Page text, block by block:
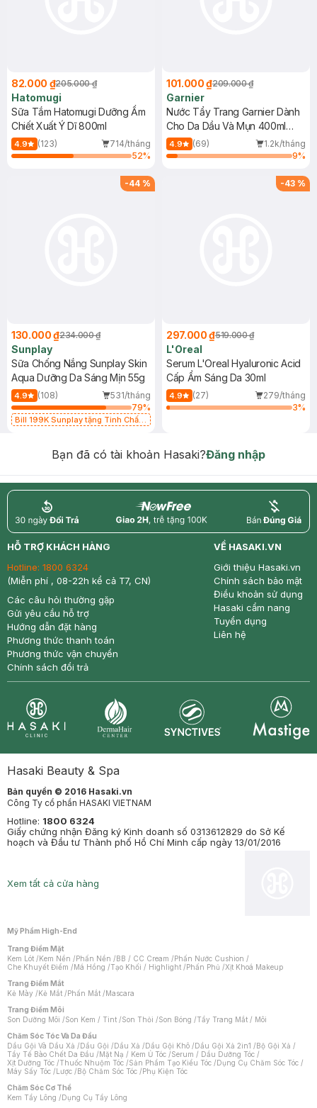
82.000 ₫205.000 ₫
Hatomugi
Sữa Tắm Hatomugi Dưỡng Ẩm
Chiết Xuất Ý Dĩ 800ml
4.9 (123)
714/tháng
52%
101.000 ₫209.000 ₫
Garnier
Nước Tẩy Trang Garnier Dành
Cho Da Dầu Và Mụn 400ml
(Mới)
4.9 (69)
1.2k/tháng
9%
-44 %
130.000 ₫234.000 ₫
Sunplay
Sữa Chống Nắng Sunplay Skin
Aqua Dưỡng Da Sáng Mịn 55g
4.9 (108)
531/tháng
79%
Bill 199K Sunplay tặng Tinh Chất
-43 %
297.000 ₫519.000 ₫
L'Oreal
Serum L'Oreal Hyaluronic Acid
Cấp Ẩm Sáng Da 30ml
4.9 (27)
279/tháng
3%
Bạn đã có tài khoản Hasaki?Đăng nhập
return nowfree price
HỖ TRỢ KHÁCH HÀNG
Hotline: 1800 6324
(Miễn phí , 08-22h kể cả T7, CN)
Các câu hỏi thường gặp
Gửi yêu cầu hỗ trợ
Hướng dẫn đặt hàng
Phương thức thanh toán
Phương thức vận chuyển
Chính sách đổi trả
VỀ HASAKI.VN
Giới thiệu Hasaki.vn
Chính sách bảo mật
Điều khoản sử dụng
Hasaki cẩm nang
Tuyển dụng
Liên hệ
Hasaki Beauty & Spa
Bản quyền © 2016 Hasaki.vn
Công Ty cổ phần HASAKI VIETNAM
Hotline: 1800 6324
Giấy chứng nhận Đăng ký Kinh doanh số 0313612829 do Sở Kế
hoạch và Đầu tư Thành phố Hồ Chí Minh cấp ngày 13/01/2016
Xem tất cả cửa hàng
Mỹ Phẩm High-End
Trang Điểm Mặt
Kem Lót /Kem Nền /Phấn Nền /BB / CC Cream /Phấn Nước Cushion /
Che Khuyết Điểm /Má Hồng /Tạo Khối / Highlight /Phấn Phủ /Xịt Khoá Makeup
Trang Điểm Mắt
Kẻ Mày /Kẻ Mắt /Phấn Mắt /Mascara
Trang Điểm Môi
Son Dưỡng Môi /Son Kem / Tint /Son Thỏi /Son Bóng /Tẩy Trang Mắt / Môi
Chăm Sóc Tóc Và Da Đầu
Dầu Gội Và Dầu Xả /Dầu Gội /Dầu Xả /Dầu Gội Khô /Dầu Gội Xả 2in1 /Bộ Gội Xả /
Tẩy Tế Bào Chết Da Đầu /Mặt Nạ / Kem Ủ Tóc /Serum / Dầu Dưỡng Tóc /
Xịt Dưỡng Tóc /Thuốc Nhuộm Tóc /Sản Phẩm Tạo Kiểu Tóc /Dụng Cụ Chăm Sóc Tóc /
Máy Sấy Tóc /Lược /Bộ Chăm Sóc Tóc /Phụ Kiện Tóc
Chăm Sóc Cơ Thể
Kem Tẩy Lông /Dụng Cụ Tẩy Lông